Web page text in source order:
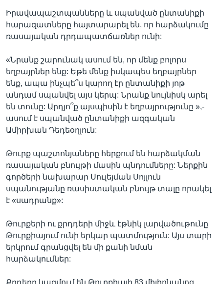
Իրավապաշտպանները և սպանված ընտանիքի
հարազատները հայտարարել են, որ հարձակումը
ռասայական դրդապատճառներ ունի:
«Նրանք շարունակ ասում են, որ մենք բոլորս
եղբայրներ ենք: Եթե մենք իսկապես եղբայրներ
ենք, ապա ինչպե՞ս կարող էր ընտանիքի յոթ
անդամ սպանվել այս կերպ: Նրանք նույնիսկ արել
են տունը: Արդյո՞ք այսպիսին է եղբայրությունը »,-
ասում է սպանված ընտանիքի ազգական
Ամիրխան Դեդեօղլուն:
Թուրք պաշտոնյաները հերքում են հարձակման
ռասայական բնույթի մասին պնդումները: Ներքին
գործերի նախարար Սուլեյման Սոյլուն
սպանությանը ռասիստական բնույթ տալը որակել
է «սադրանք»:
Թուրքերի ու քրդդերի միջև էթնիկ լարվածութունը
Թուրքիայում ունի երկար պատմություն: Այս տարի
երկրում գրանցվել են մի քանի նման
հարձակումներ:
Քրդերը կազմում են Թուրքիայի 83 միլիոնանոց